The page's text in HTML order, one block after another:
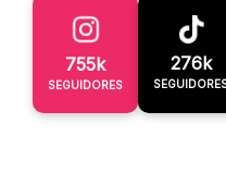
755k
SEGUIDORES
276k